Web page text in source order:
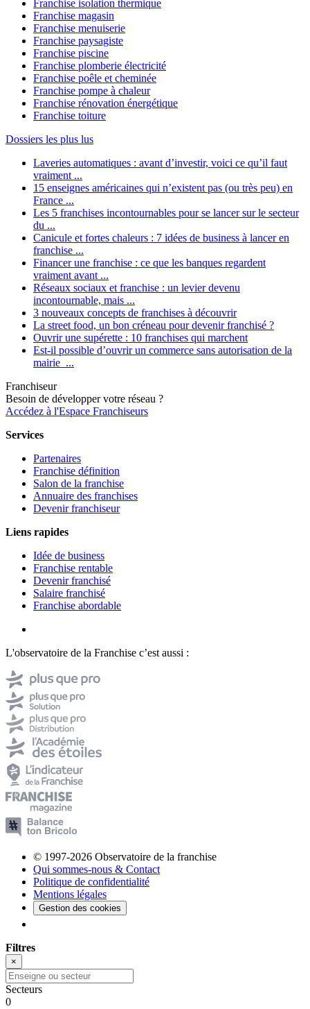
Franchise isolation thermique
Franchise magasin
Franchise menuiserie
Franchise paysagiste
Franchise piscine
Franchise plomberie électricité
Franchise poêle et cheminée
Franchise pompe à chaleur
Franchise rénovation énergétique
Franchise toiture
Dossiers les plus lus
Laveries automatiques : avant d’investir, voici ce qu’il faut
vraiment ...
15 enseignes américaines qui n’existent pas (ou très peu) en
France ...
Les 5 franchises incontournables pour se lancer sur le secteur
du ...
Canicule et fortes chaleurs : 7 idées de business à lancer en
franchise ...
Financer une franchise : ce que les banques regardent
vraiment avant ...
Réseaux sociaux et franchise : un levier devenu
incontournable, mais ...
3 nouveaux concepts de franchises à découvrir
La street food, un bon créneau pour devenir franchisé ?
Ouvrir une supérette : 10 franchises qui marchent
Est-il possible d’ouvrir un commerce sans autorisation de la
mairie ...
Franchiseur
Besoin de développer votre réseau ?
Accédez à l'Espace Franchiseurs
Services
Partenaires
Franchise définition
Salon de la franchise
Annuaire des franchises
Devenir franchiseur
Liens rapides
Idée de business
Franchise rentable
Devenir franchisé
Salaire franchisé
Franchise abordable
L'observatoire de la Franchise c’est aussi :
© 1997-2026 Observatoire de la franchise
Qui sommes-nous & Contact
Politique de confidentialité
Mentions légales
Gestion des cookies
Filtres
×
Secteurs
0